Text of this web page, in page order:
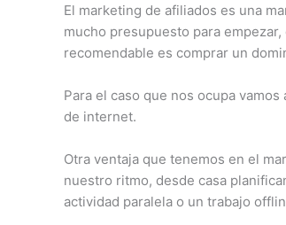
El marketing de afiliados es una
mucho presupuesto para
recomendable es comprar un
Para el caso que nos ocupa
de internet.
Otra ventaja que tenemos en el
nuestro ritmo, desde casa
actividad paralela o un trabajo